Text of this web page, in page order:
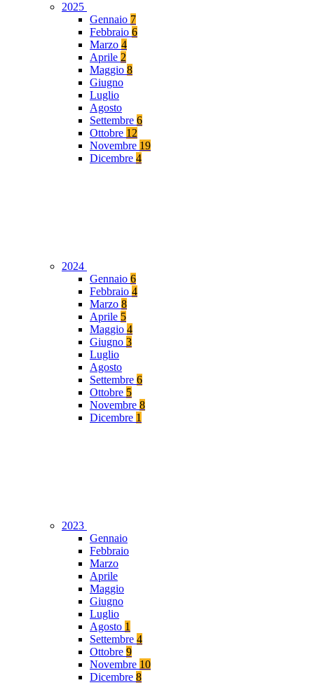
2025
Gennaio 7
Febbraio 6
Marzo 4
Aprile 2
Maggio 8
Giugno
Luglio
Agosto
Settembre 6
Ottobre 12
Novembre 19
Dicembre 4
2024
Gennaio 6
Febbraio 4
Marzo 8
Aprile 5
Maggio 4
Giugno 3
Luglio
Agosto
Settembre 6
Ottobre 5
Novembre 8
Dicembre 1
2023
Gennaio
Febbraio
Marzo
Aprile
Maggio
Giugno
Luglio
Agosto 1
Settembre 4
Ottobre 9
Novembre 10
Dicembre 8